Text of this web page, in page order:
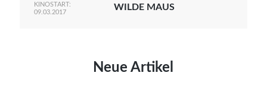
KINOSTART:
09.03.2017
WILDE MAUS
Neue Artikel